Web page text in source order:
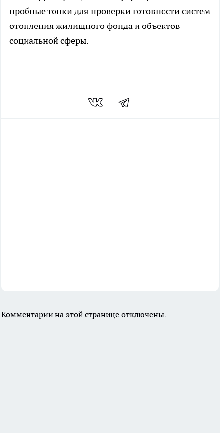
пробные топки для проверки готовности систем
отопления жилищного фонда и объектов
социальной сферы.
Комментарии на этой странице отключены.